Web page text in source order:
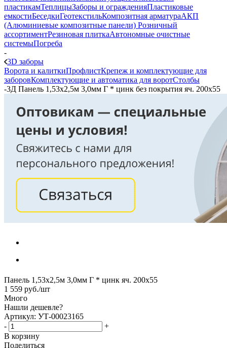
пластикамТеплицыЗаборы и огражденияПластиковые
емкостиБеседкиГеотекстильКомпозитная арматураАКП
(Алюминиевые композитные панели) Розничный
ассортиментРезиновая плиткаАвтономные очистные
системыПогреба
-
3D заборы
Ворота и калиткиПрофлистКрепеж и комплектующие для
заборовКомплектующие и автоматика для воротСтолбы
-3Д Панель 1,53х2,5м 3,0мм Г * цинк без покрытия яч. 200х55
Панель 1,53х2,5м 3,0мм Г * цинк яч. 200х55
1 559 руб./шт
Много
Нашли дешевле?
Артикул: УТ-00023165
-
+
В корзину
Поделиться